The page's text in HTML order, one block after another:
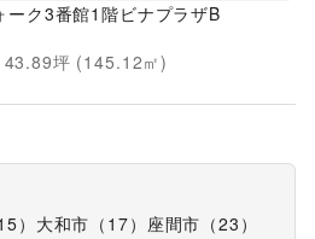
ーク3番館1階ビナプラザB
43.89坪 (145.12㎡)
） 大和市 （ 17） 座間市 （23 ）